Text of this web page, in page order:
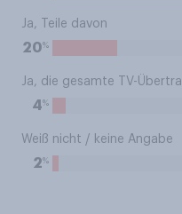
Ja, Teile davon
20%
Ja, die gesamte TV-
4%
Weiß nicht / keine Angabe
2%